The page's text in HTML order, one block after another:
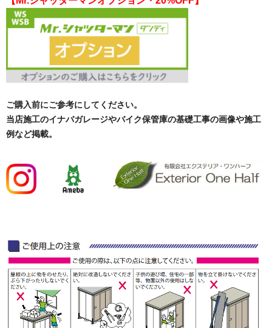
ご購入前にご参考にしてください。
当店施工のイナバガレージやバイク保管庫の基礎工事の画像や施工
例など掲載。